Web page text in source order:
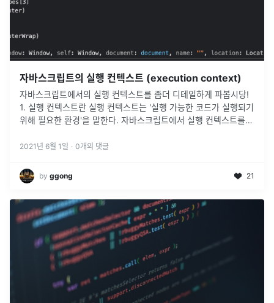
자바스크립트의 실행 컨텍스트 (execution context)
자바스크립트에서의 실행 컨텍스트를 좀더 디테일하게 파봅시당!
1. 실행 컨텍스트란 실행 컨텍스트는 '실행 가능한 코드가 실행되기
위해 필요한 환경'을 말한다. 자바스크립트에서 실행 컨텍스트를
역...
2021년 6월 1일 · 0개의 댓글
by ggong 21